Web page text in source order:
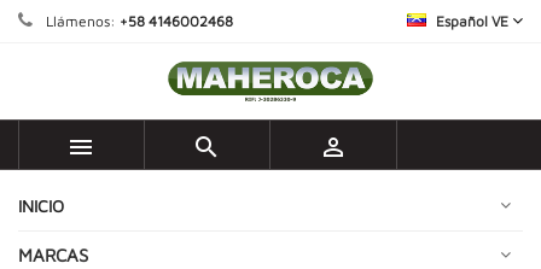
Llámenos: +58 4146002468 Español VE
  
INICIO
MARCAS